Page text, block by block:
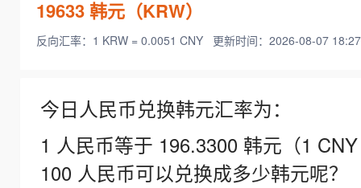
19633韩元（KRW）
反向汇率：1 KRW = 0.0051 CNY 更新时间：2026-08-07
今日人民币兑换韩元汇率为：
1 人民币等于 196.3300 韩元（1
100 人民币可以兑换成多少韩元呢？